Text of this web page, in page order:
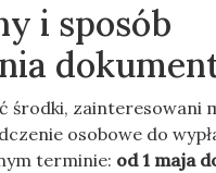
i sposób
środki, zainteresowani
osobowe do
terminie: od 1 maja